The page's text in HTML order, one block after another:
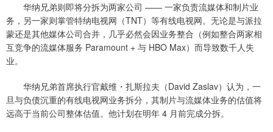
华纳兄弟则即将分拆为两家公司 —— 一家负责流媒体和制片业
务，另一家则掌管特纳电视网（TNT）等有线电视网。无论是与派拉
蒙还是其他媒体公司合并，几乎必然会因业务整合（例如整合两家相
互竞争的流媒体服务 Paramount + 与 HBO Max）而导致数千人失
业。
华纳兄弟首席执行官戴维・扎斯拉夫（David Zaslav）认为，一
旦与负债沉重的有线电视网业务拆分，其制片与流媒体业务的估值将
远高于当前公司整体估值。他计划在明年 4 月前完成分拆。